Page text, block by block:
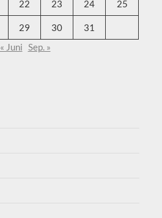
22 23 24 25
29 30
31
« Juni Sep. »